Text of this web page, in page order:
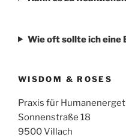
Wie oft sollte ich eine
WISDOM & ROSES
Praxis für
Sonnenstraße 18
9500 Villach